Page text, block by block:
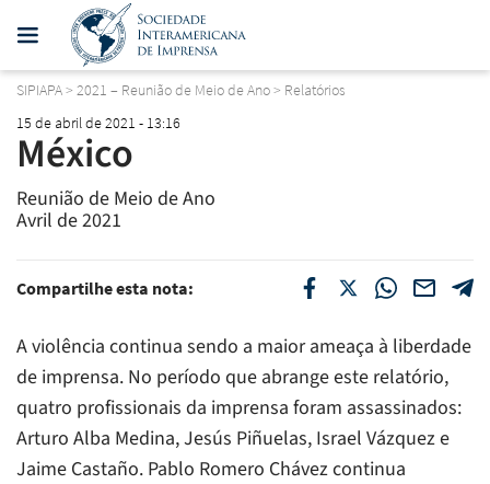
SIPIAPA> 2021 – Reunião de Meio de Ano> Relatórios
15 de abril de 2021 - 13:16
México
Reunião de Meio de Ano
Avril de 2021
Compartilhe esta nota:
A violência continua sendo a maior ameaça à liberdade
de imprensa. No período que abrange este relatório,
quatro profissionais da imprensa foram assassinados:
Arturo Alba Medina, Jesús Piñuelas, Israel Vázquez e
Jaime Castaño. Pablo Romero Chávez continua